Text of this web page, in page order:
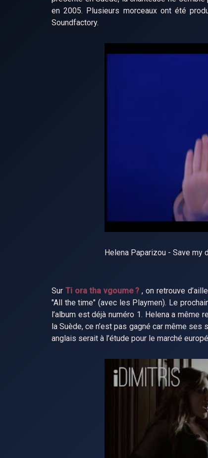
en 2005. Plusieurs morceaux ont été
Soundfactory.
Helena Paparizou - Save my
Sur Ti ora tha vgoume ? , on retrouve
"All the time" (avec les Playmen). Le
l’album est déjà numéro 1. Helena a même
la Suède, ce n’est pas gagné car même
anglais serait à l’étude pour le marché